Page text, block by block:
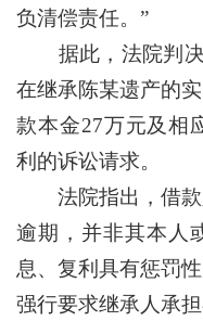
负清偿责任。”
据此，法院判决
在继承陈某遗产的
款本金27万元及相
利的诉讼请求。
法院指出，借款
逾期，并非其本人
息、复利具有惩罚
强行要求继承人承